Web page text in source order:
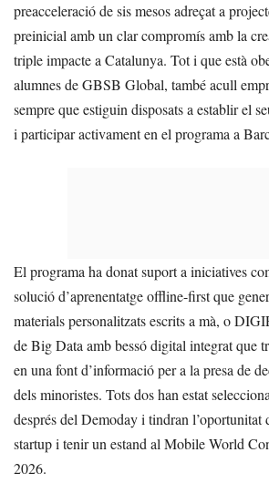
preacceleració de sis mesos adreçat a
preinicial amb un clar compromís amb la
triple impacte a Catalunya. Tot i que està
alumnes de GBSB Global, també acull
sempre que estiguin disposats a establir el
i participar activament en el programa a
El programa ha donat suport a iniciatives
solució d’aprenentatge offline-first que
materials personalitzats escrits a mà, o
de Big Data amb bessó digital integrat que
en una font d’informació per a la presa de
dels minoristes. Tots dos han estat
després del Demoday i tindran l’oportunitat
startup i tenir un estand al Mobile World
2026.